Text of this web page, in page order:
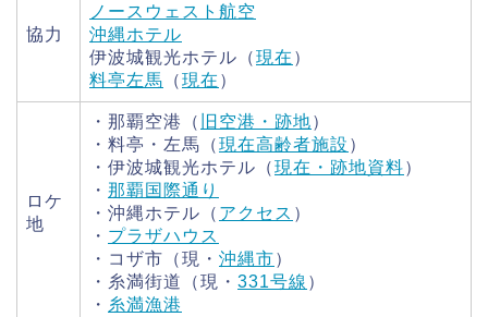
協力
ノースウェスト航空
沖縄ホテル
伊波城観光ホテル（現在 ）
料亭左馬 （現在 ）
ロケ
地
・那覇空港（ 旧空港・跡地）
・料亭・左馬（現在高齢者施設 ）
・伊波城観光ホテル（現在・跡地資料）
・ 那覇国際通り
・沖縄ホテル（ アクセス ）
・ プラザハウス
・コザ市（現・ 沖縄市）
・糸満街道（現・ 331号線 ）
・ 糸満漁港